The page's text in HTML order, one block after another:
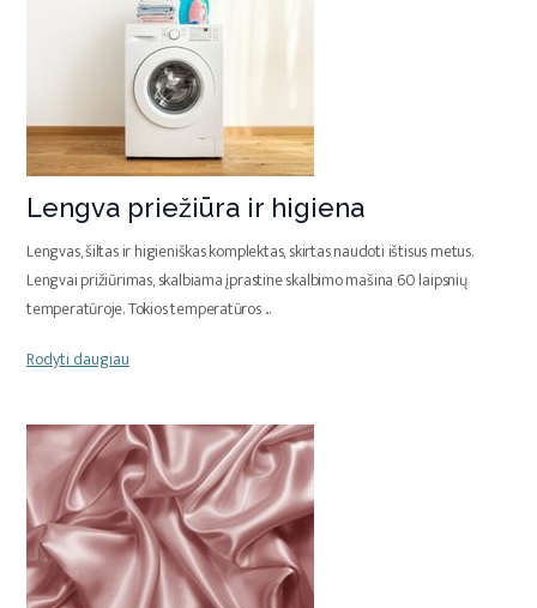
Lengva priežiūra ir higiena
Lengvas, šiltas ir higieniškas komplektas, skirtas naudoti ištisus metus.
Lengvai prižiūrimas, skalbiama įprastine skalbimo mašina 60 laipsnių
temperatūroje. Tokios temperatūros...
Rodyti daugiau